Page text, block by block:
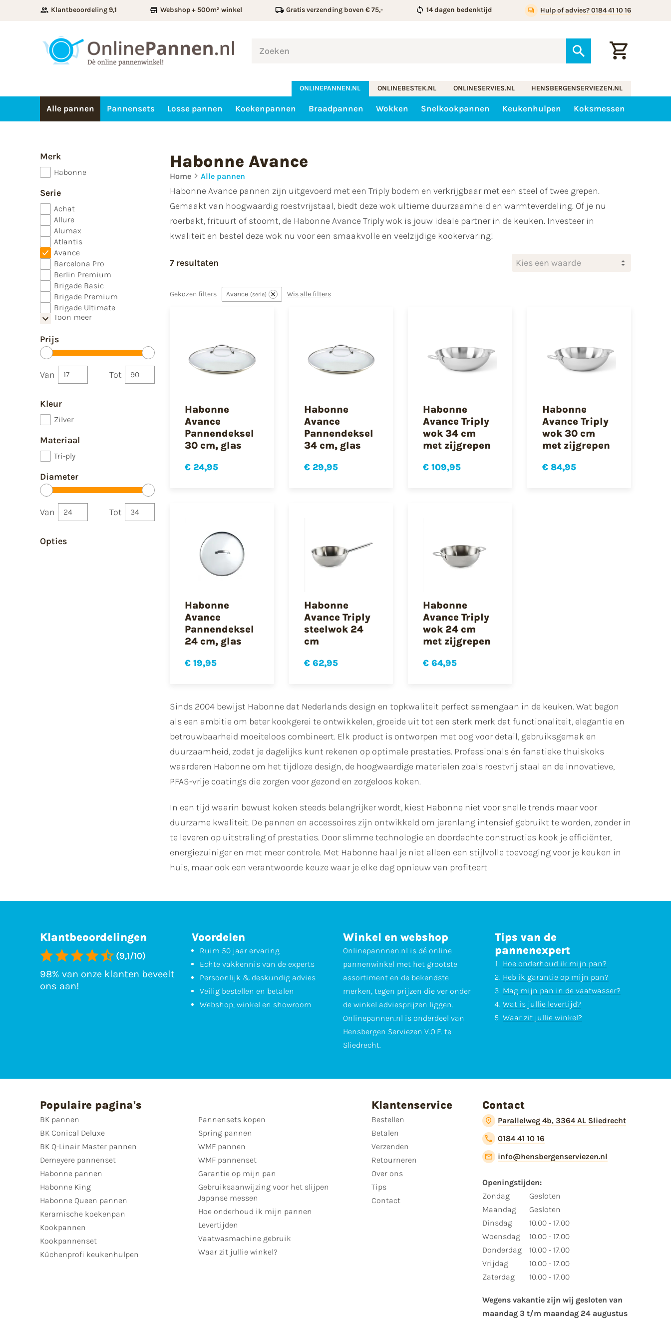
Klantbeoordeling 9,1 Webshop + 500m² winkel Gratis verzending boven € 75,- 14 dagen bedenktijd Hulp of advies? 0184 41 10 16
ONLINEPANNEN.NL ONLINEBESTEK.NL ONLINESERVIES.NL HENSBERGENSERVIEZEN.NL
Alle pannen Pannensets Losse pannen Koekenpannen Braadpannen Wokken Snelkookpannen Keukenhulpen Koksmessen
Merk
Habonne
Serie
Achat
Allure
Alumax
Atlantis
Avance
Barcelona Pro
Berlin Premium
Brigade Basic
Brigade Premium
Brigade Ultimate
Toon meer
Prijs
Van Tot
Kleur
Zilver
Materiaal
Tri-ply
Diameter
Van Tot
Opties
Habonne Avance
Home Alle pannen
Habonne Avance pannen zijn uitgevoerd met een Triply bodem en verkrijgbaar met een steel of twee grepen.
Gemaakt van hoogwaardig roestvrijstaal, biedt deze wok ultieme duurzaamheid en warmteverdeling. Of je nu
roerbakt, frituurt of stoomt, de Habonne Avance Triply wok is jouw ideale partner in de keuken. Investeer in
kwaliteit en bestel deze wok nu voor een smaakvolle en veelzijdige kookervaring!
7 resultaten Kies een waarde
Gekozen filters Avance serie Wis alle filters
Habonne
Avance
Pannendeksel
30 cm, glas
€ 24,95
Habonne
Avance
Pannendeksel
34 cm, glas
€ 29,95
Habonne
Avance Triply
wok 34 cm
met zijgrepen
€ 109,95
Habonne
Avance Triply
wok 30 cm
met zijgrepen
€ 84,95
Habonne
Avance
Pannendeksel
24 cm, glas
€ 19,95
Habonne
Avance Triply
steelwok 24
cm
€ 62,95
Habonne
Avance Triply
wok 24 cm
met zijgrepen
€ 64,95
Sinds 2004 bewijst Habonne dat Nederlands design en topkwaliteit perfect samengaan in de keuken. Wat begon
als een ambitie om beter kookgerei te ontwikkelen, groeide uit tot een sterk merk dat functionaliteit, elegantie en
betrouwbaarheid moeiteloos combineert. Elk product is ontworpen met oog voor detail, gebruiksgemak en
duurzaamheid, zodat je dagelijks kunt rekenen op optimale prestaties. Professionals én fanatieke thuiskoks
waarderen Habonne om het tijdloze design, de hoogwaardige materialen zoals roestvrij staal en de innovatieve,
PFAS-vrije coatings die zorgen voor gezond en zorgeloos koken.
In een tijd waarin bewust koken steeds belangrijker wordt, kiest Habonne niet voor snelle trends maar voor
duurzame kwaliteit. De pannen en accessoires zijn ontwikkeld om jarenlang intensief gebruikt te worden, zonder in
te leveren op uitstraling of prestaties. Door slimme technologie en doordachte constructies kook je efficiënter,
energiezuiniger en met meer controle. Met Habonne haal je niet alleen een stijlvolle toevoeging voor je keuken in
huis, maar ook een verantwoorde keuze waar je elke dag opnieuw van profiteert
Klantbeoordelingen
(9,1/10)
98% van onze klanten beveelt
ons aan!
Voordelen
Ruim 50 jaar ervaring
Echte vakkennis van de experts
Persoonlijk & deskundig advies
Veilig bestellen en betalen
Webshop, winkel en showroom
Winkel en webshop
Onlinepannnen.nl is dé online
pannenwinkel met het grootste
assortiment en de bekendste
merken, tegen prijzen die ver onder
de winkel adviesprijzen liggen.
Onlinepannen.nl is onderdeel van
Hensbergen Serviezen V.O.F. te
Sliedrecht.
Tips van de
pannenexpert
Hoe onderhoud ik mijn pan?
Heb ik garantie op mijn pan?
Mag mijn pan in de vaatwasser?
Wat is jullie levertijd?
Waar zit jullie winkel?
Populaire pagina's
BK pannen
BK Conical Deluxe
BK Q-Linair Master pannen
Demeyere pannenset
Habonne pannen
Habonne King
Habonne Queen pannen
Keramische koekenpan
Kookpannen
Kookpannenset
Küchenprofi keukenhulpen
Pannensets kopen
Spring pannen
WMF pannen
WMF pannenset
Garantie op mijn pan
Gebruiksaanwijzing voor het slijpen
Japanse messen
Hoe onderhoud ik mijn pannen
Levertijden
Vaatwasmachine gebruik
Waar zit jullie winkel?
Klantenservice
Bestellen
Betalen
Verzenden
Retourneren
Over ons
Tips
Contact
Contact
Parallelweg 4b, 3364 AL Sliedrecht
0184 41 10 16
info@hensbergenserviezen.nl
Openingstijden:​
​Zondag
Maandag
Dinsdag
Woensdag
Donderdag
Vrijdag
Zaterdag
Gesloten
Gesloten
10.00 - 17.00
10.00 - 17.00
10.00 - 17.00
10.00 - 17.00
10.00 - 17.00
Wegens vakantie zijn wij gesloten van ​
maandag 3 t/m maandag 24 augustus